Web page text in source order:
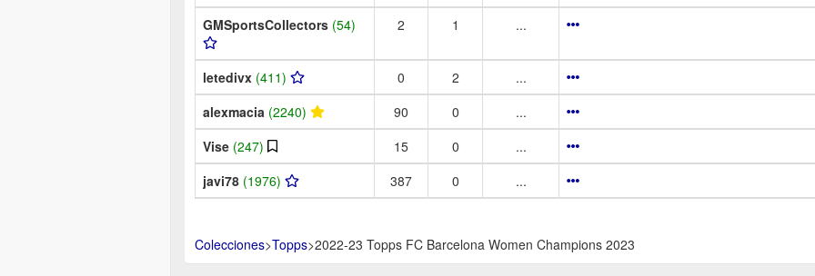
GMSportsCollectors (54) 2 1 ...
letedivx (411) 0 2
...
alexmacia (2240) 90 0
...
Vise (247) 15 0
...
javi78 (1976) 387 0 ...
Colecciones>Topps>2022-23 Topps FC Barcelona Women Champions 2023